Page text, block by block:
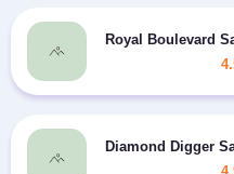
Royal Boulevard
Diamond Digger